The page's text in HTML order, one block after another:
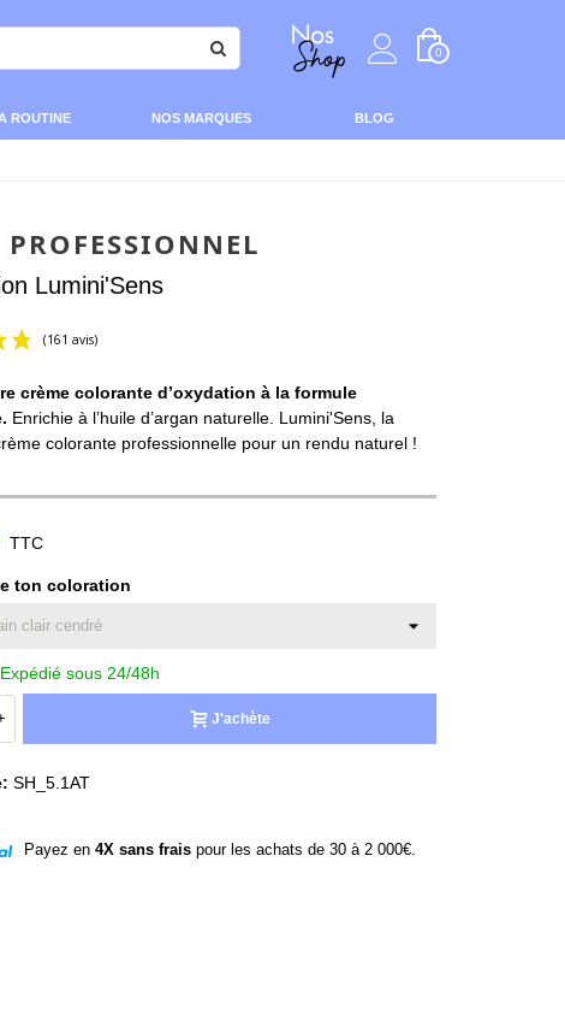
0
ROUTINE NOS MARQUES BLOG
Lumini'Sens
(161 avis)
crème colorante d’oxydation à la formule
Enrichie à l’huile d’argan naturelle. Lumini'Sens, la
colorante professionnelle pour un rendu naturel !
TTC
ton coloration
Expédié sous 24/48h
J'achète
SH_5.1AT
Payez en4X sans frais pour les achats de 30 à 2 000€.